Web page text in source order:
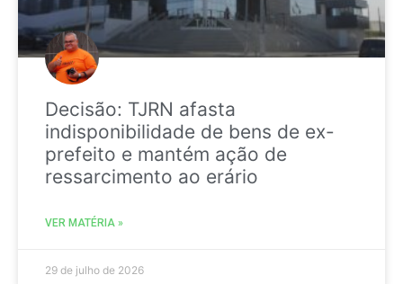
Decisão: TJRN afasta
indisponibilidade de bens de ex-
prefeito e mantém ação de
ressarcimento ao erário
VER MATÉRIA »
29 de julho de 2026